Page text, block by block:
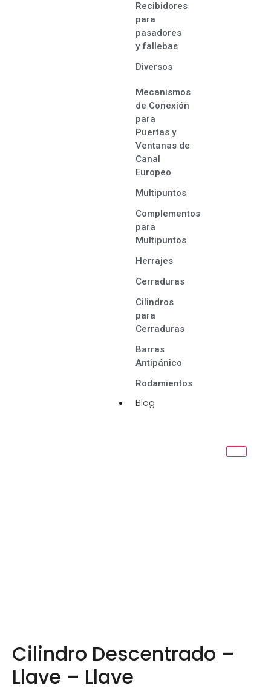
Recibidores
para
pasadores
y fallebas
Diversos
Mecanismos
de Conexión
para
Puertas y
Ventanas de
Canal
Europeo
Multipuntos
Complementos
para
Multipuntos
Herrajes
Cerraduras
Cilindros
para
Cerraduras
Barras
Antipánico
Rodamientos
Blog
Cilindro Descentrado –
Llave – Llave